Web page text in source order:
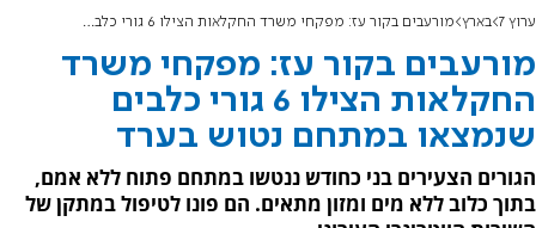
ערוץ 7 בארץ מורעבים בקור עז: מפקחי משרד החקלאות הצילו 6 גורי כלבים שנמצאו במתחם נטוש בערד
מורעבים בקור עז: מפקחי משרד
החקלאות הצילו 6 גורי כלבים
שנמצאו במתחם נטוש בערד
‏הגורים הצעירים בני כחודש ננטשו במתחם פתוח ללא אמם,
בתוך כלוב ללא מים ומזון מתאים. הם פונו לטיפול במתקן של